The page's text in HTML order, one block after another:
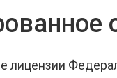
лицензии